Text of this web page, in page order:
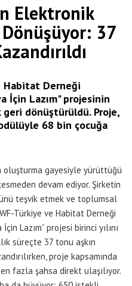
Elektronik
37
Habitat Derneği
İçin Lazım" projesinin
geri dönüştürüldü. Proje,
68 bin çocuğa
oluşturma gayesiyle yürüttüğü
devam ediyor. Şirketin
teşvik etmek ve toplumsal
Türkiye ve Habitat Derneği
Lazım” projesi birinci yılını
süreçte 37 tonu aşkın
proje kapsamında
fazla şahsa direkt ulaşılıyor.